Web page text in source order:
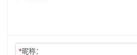
*昵称：